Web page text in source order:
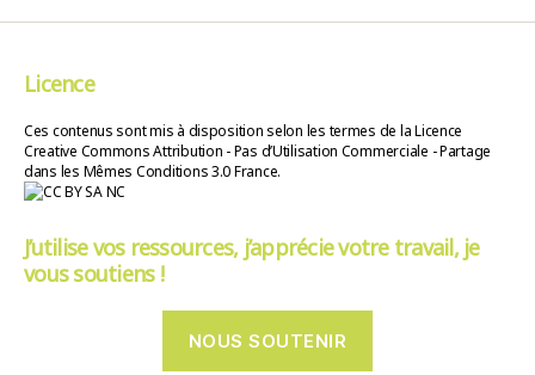
Licence
Ces contenus sont mis à disposition selon les termes de la Licence
Creative Commons Attribution - Pas d’Utilisation Commerciale - Partage
dans les Mêmes Conditions 3.0 France.
J’utilise vos ressources, j’apprécie votre travail, je
vous soutiens !
NOUS SOUTENIR